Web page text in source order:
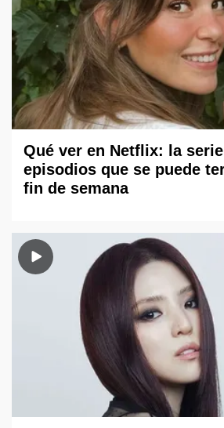
Qué ver en Netflix: la
episodios que se puede
fin de semana